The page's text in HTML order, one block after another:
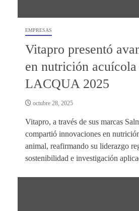
EMPRESAS
Vitapro presentó
en nutrición acuícola
LACQUA 2025
octubre 28, 2025
Vitapro, a través de sus marcas
compartió innovaciones en
animal, reafirmando su liderazgo
sostenibilidad e investigación